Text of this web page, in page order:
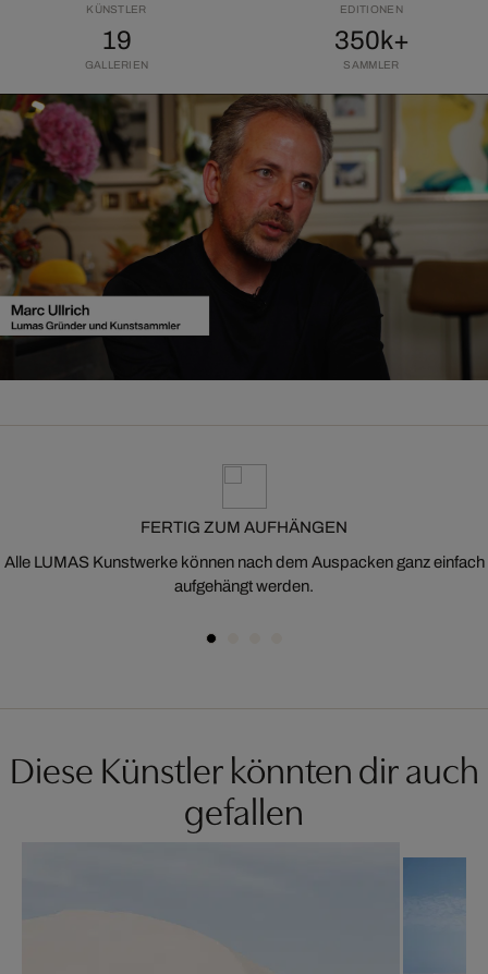
KÜNSTLER EDITIONEN
19
GALLERIEN
350k+
SAMMLER
FERTIG ZUM AUFHÄNGEN
Alle LUMAS Kunstwerke können nach dem Auspacken ganz einfach
aufgehängt werden.
Diese Künstler könnten dir auch
gefallen